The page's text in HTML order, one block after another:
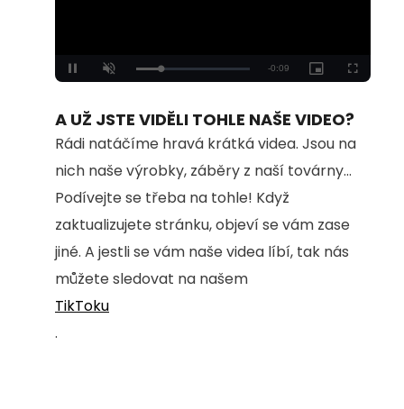
Unmute Loaded:
100.00%
A UŽ JSTE VIDĚLI TOHLE NAŠE VIDEO?
Rádi natáčíme hravá krátká videa. Jsou na
nich naše výrobky, záběry z naší továrny...
Podívejte se třeba na tohle! Když
zaktualizujete stránku, objeví se vám zase
jiné. A jestli se vám naše videa líbí, tak nás
můžete sledovat na našem
TikToku
.